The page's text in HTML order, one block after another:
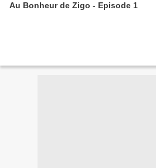
Au Bonheur de Zigo - Episode 1